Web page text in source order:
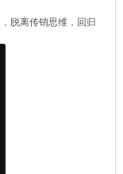
脱离传销思维，回归